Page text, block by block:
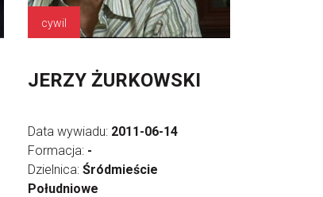
cywil
JERZY ŻURKOWSKI
Data wywiadu: 2011-06-14
Formacja: -
Dzielnica: Śródmieście
Południowe